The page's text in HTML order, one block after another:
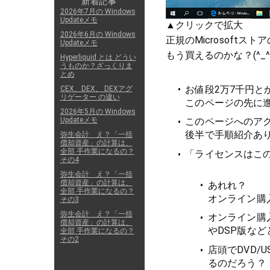
▲クリックで拡大
正規のMicrosoftストア
もう買えるのかな？
お値段2万7千円と
このページの先に
このページへのア
後半で手順紹介あ
「ライセンスは
あれれ？
オンライン購
オンライン購
やDSP版など
店頭でDVD/
るのだろう
2026年7月の Windows
Updateメモ
2026年6月の Windows
Updateメモ
Hyperliquid とは どうい
うものか？ざっくりま
とめ
CEX、DEX、 DEXアグ
リゲーター の違い
2026年5月の Windows
Updateメモ
弥生会計 え？「一括
償却資産」の計算は、
全部 手作業になるの？
その4
弥生会計 え？「一括
償却資産」の計算は、
全部 手作業になるの？
その3
弥生会計 え？「一括
償却資産」の計算は、
全部 手作業になるの？
その2